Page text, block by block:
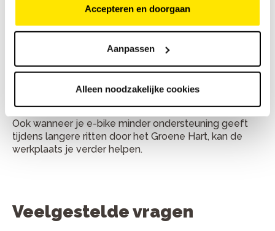
Accepteren en doorgaan
Aanpassen
Alleen noodzakelijke cookies
actieradius minder wordt.
E-bike reparatie in Reeuwijk
Bike Totaal Nomen voert ook onderhoud en reparaties
uit aan e-bikes. Je kunt terecht voor controle van accu,
display, motorondersteuning, aandrijving en remmen.
Ook wanneer je e-bike minder ondersteuning geeft
tijdens langere ritten door het Groene Hart, kan de
werkplaats je verder helpen.
Veelgestelde vragen